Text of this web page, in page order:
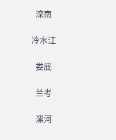
滦南
冷水江
娄底
兰考
漯河